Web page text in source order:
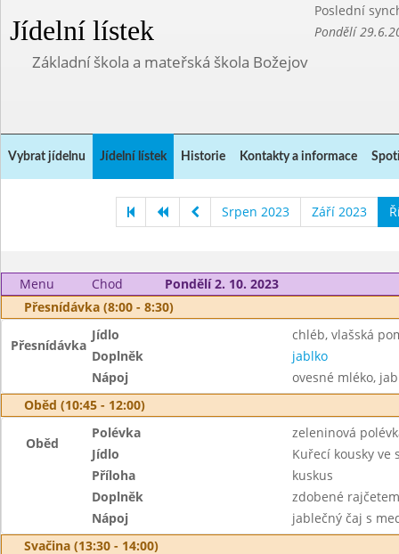
Jídelní lístek
Poslední
Pondělí
Základní škola a mateřská škola Božejov
Vybrat jídelnu Jídelní lístek Historie Kontakty a informace
Srpen 2023 Září 2023
Menu Chod
Pondělí 2. 10. 2023
Přesnídávka (8:00 - 8:30)
Přesnídávka
Jídlo
chléb, vlašská
Doplněk
jablko
Nápoj
ovesné mléko,
Oběd (10:45 - 12:00)
Oběd
Polévka
zeleninová
Jídlo
Kuřecí kousky ve
Příloha
kuskus
Doplněk
zdobené rajčetem
Nápoj
jablečný čaj s
Svačina (13:30 - 14:00)